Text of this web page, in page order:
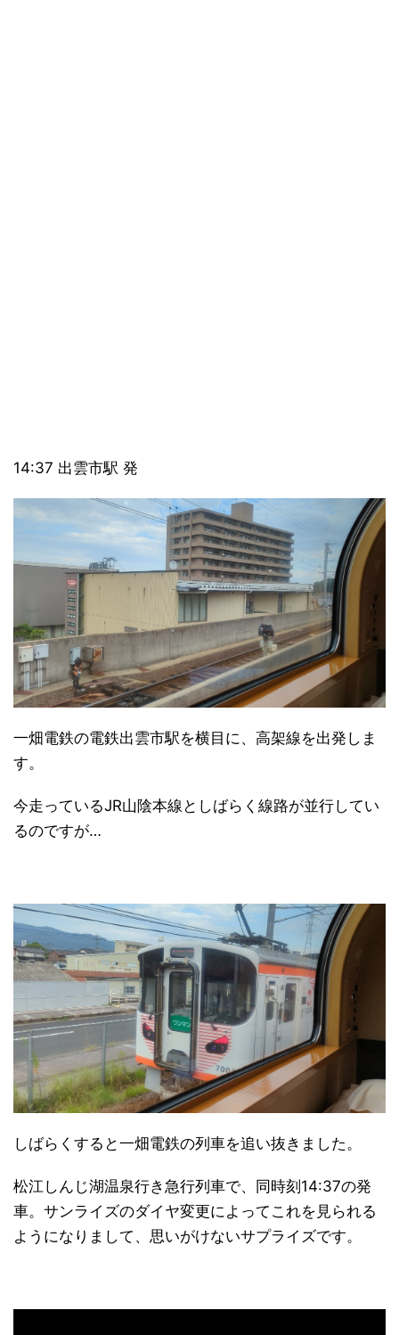
14:37 出雲市駅 発
一畑電鉄の電鉄出雲市駅を横目に、高架線を出発しま
す。
今走っているJR山陰本線としばらく線路が並行してい
るのですが…
しばらくすると一畑電鉄の列車を追い抜きました。
松江しんじ湖温泉行き急行列車で、同時刻14:37の発
車。サンライズのダイヤ変更によってこれを見られる
ようになりまして、思いがけないサプライズです。